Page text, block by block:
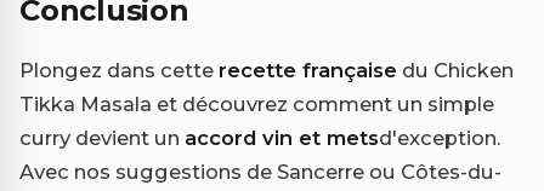
Conclusion
Plongez dans cette recette française du Chicken
Tikka Masala et découvrez comment un simple
curry devient un accord vin et metsd'exception.
Avec nos suggestions de Sancerre ou Côtes-du-